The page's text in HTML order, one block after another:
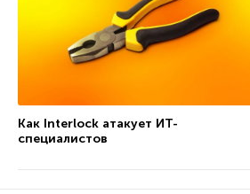
Как Interlock атакует ИТ-
специалистов